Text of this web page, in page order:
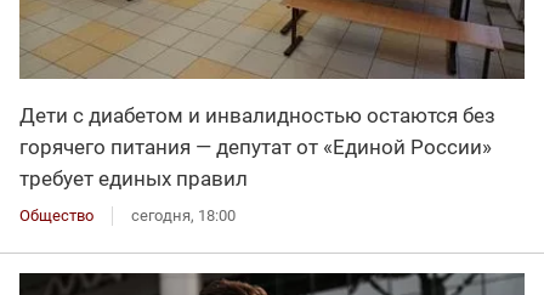
Дети с диабетом и инвалидностью остаются без
горячего питания — депутат от «Единой России»
требует единых правил
Общество сегодня, 18:00